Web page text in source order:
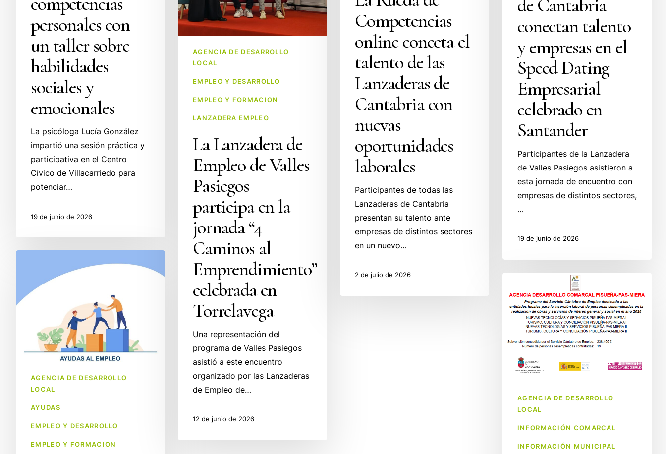
Competencias
online conecta el
talento de las
Lanzaderas de
Cantabria con
nuevas
oportunidades
laborales
Participantes de todas las
Lanzaderas de Cantabria
presentan su talento ante
empresas de distintos sectores
en un nuevo…
2 de julio de 2026
personales con
un taller sobre
habilidades
sociales y
emocionales
La psicóloga Lucía González
impartió una sesión práctica y
participativa en el Centro
Cívico de Villacarriedo para
potenciar…
19 de junio de 2026
de Cantabria
conectan talento
y empresas en el
Speed Dating
Empresarial
celebrado en
Santander
Participantes de la Lanzadera
de Valles Pasiegos asistieron a
esta jornada de encuentro con
empresas de distintos sectores,
…
19 de junio de 2026
Caminos
al
Emprendimiento”
celebrada
Torrelavega
AGENCIA DE DESARROLLO
LOCAL
EMPLEO Y DESARROLLO
EMPLEO Y FORMACION
LANZADERA EMPLEO
La Lanzadera de
Empleo de Valles
Pasiegos
participa en la
jornada “4
Caminos al
Emprendimiento”
celebrada en
Torrelavega
Una representación del
programa de Valles Pasiegos
asistió a este encuentro
organizado por las Lanzaderas
de Empleo de…
12 de junio de 2026
Cuota
AGENCIA DE DESARROLLO
LOCAL
AYUDAS
EMPLEO Y DESARROLLO
EMPLEO Y FORMACION
CCLL
Orden
IND/61/2024
Agencia
Desarrollo
Comarcal
Miera
AGENCIA DE DESARROLLO
LOCAL
INFORMACIÓN COMARCAL
INFORMACIÓN MUNICIPAL